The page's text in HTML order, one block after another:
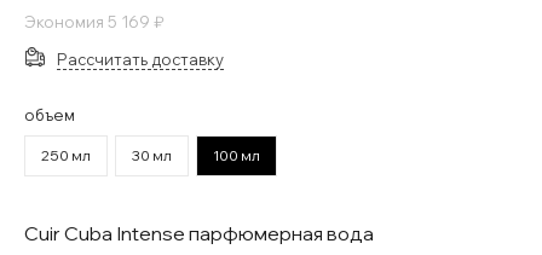
Экономия 5 169 ₽
Рассчитать доставку
объем
250 мл 30 мл 100 мл
Cuir Cuba Intense парфюмерная вода